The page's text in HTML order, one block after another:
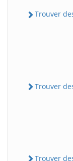
Trouver
Trouver
Trouver